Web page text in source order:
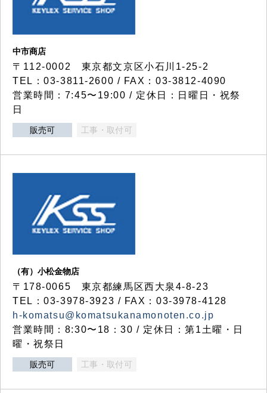
中市商店
〒112-0002 東京都文京区小石川1-25-2
TEL：03-3811-2600 / FAX：03-3812-4090
営業時間：7:45〜19:00 / 定休日：日曜日・祝祭
日
販売可 工事・取付可
（有）小松金物店
〒178-0065 東京都練馬区西大泉4-8-23
TEL：03-3978-3923 / FAX：03-3978-4128
h-komatsu@komatsukanamonoten.co.jp
営業時間：8:30〜18：30 / 定休日：第1土曜・日
曜・祝祭日
販売可 工事・取付可